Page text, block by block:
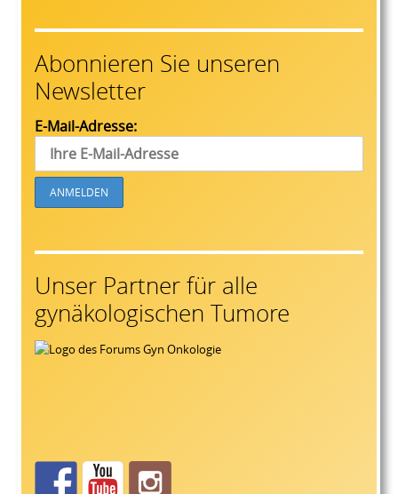
Abonnieren Sie unseren
Newsletter
E-Mail-Adresse:
Unser Partner für alle
gynäkologischen Tumore